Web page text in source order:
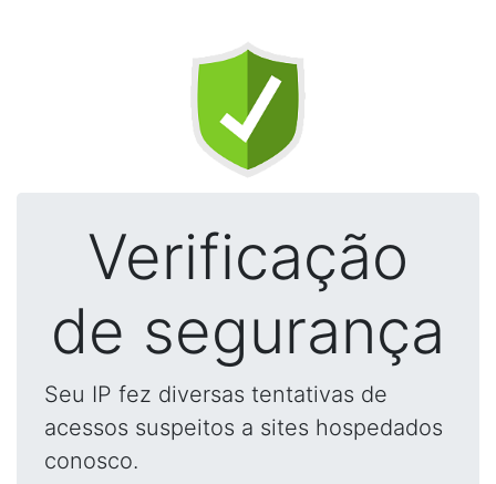
Verificação
de segurança
Seu IP fez diversas tentativas de
acessos suspeitos a sites hospedados
conosco.